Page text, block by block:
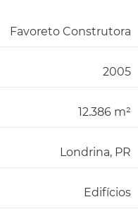
Favoreto Construtora
2005
12.386 m²
Londrina, PR
Edifícios